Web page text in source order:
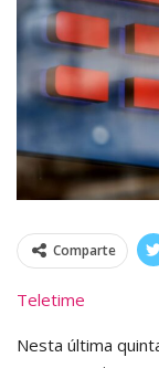
Comparte
Teletime
Nesta última